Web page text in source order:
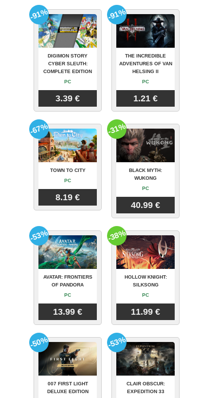
DIGIMON STORY
CYBER SLEUTH:
COMPLETE EDITION
PC
3.39 €
-91%
THE INCREDIBLE
ADVENTURES OF VAN
HELSING II
PC
1.21 €
-91%
TOWN TO CITY
PC
8.19 €
-67%
BLACK MYTH:
WUKONG
PC
40.99 €
-31%
AVATAR: FRONTIERS
OF PANDORA
PC
13.99 €
-53%
HOLLOW KNIGHT:
SILKSONG
PC
11.99 €
-38%
007 FIRST LIGHT
DELUXE EDITION
-50%
CLAIR OBSCUR:
EXPEDITION 33
-53%